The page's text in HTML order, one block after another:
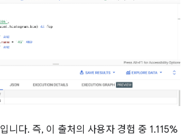
입니다. 즉, 이 출처의 사용자 경험 중 1.115%